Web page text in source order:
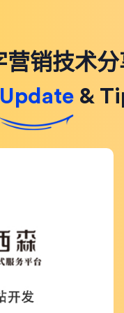
营销技术分
Update &